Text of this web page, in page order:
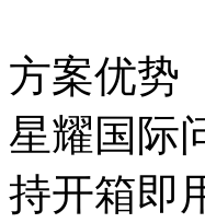
方案优势
星耀国际
持开箱即